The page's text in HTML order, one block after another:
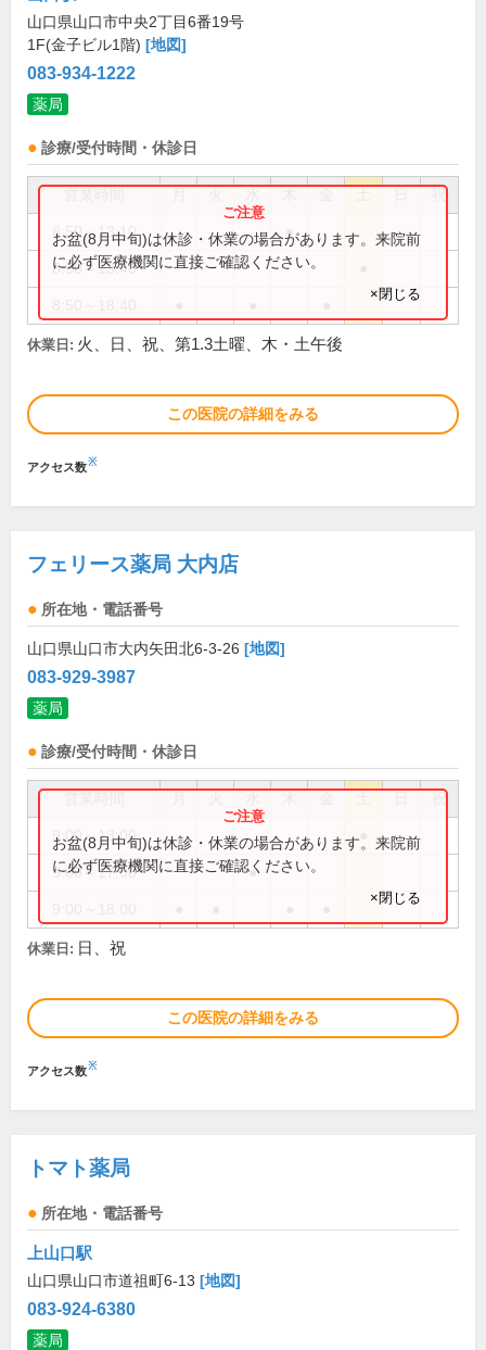
山口県山口市中央2丁目6番19号
1F(金子ビル1階) [地図]
083-934-1222
薬局
診療/受付時間・休診日
祝
8:50～13:10 ●
8:50～13:40
お盆(8月中旬)は休診・休業の場合があります。来院前
に必ず医療機関に直接ご確認ください。
×閉じる
休業日: 火、日、祝、第1.3土曜、木・土午後
この医院の詳細をみる
アクセス数※
フェリース薬局 大内店
所在地・電話番号
山口県山口市大内矢田北6-3-26 [地図]
083-929-3987
薬局
診療/受付時間・休診日
祝
9:00～13:00
9:00～17:00 ●
お盆(8月中旬)は休診・休業の場合があります。来院前
に必ず医療機関に直接ご確認ください。
×閉じる
休業日: 日、祝
この医院の詳細をみる
アクセス数※
トマト薬局
所在地・電話番号
上山口駅
山口県山口市道祖町6-13 [地図]
083-924-6380
薬局